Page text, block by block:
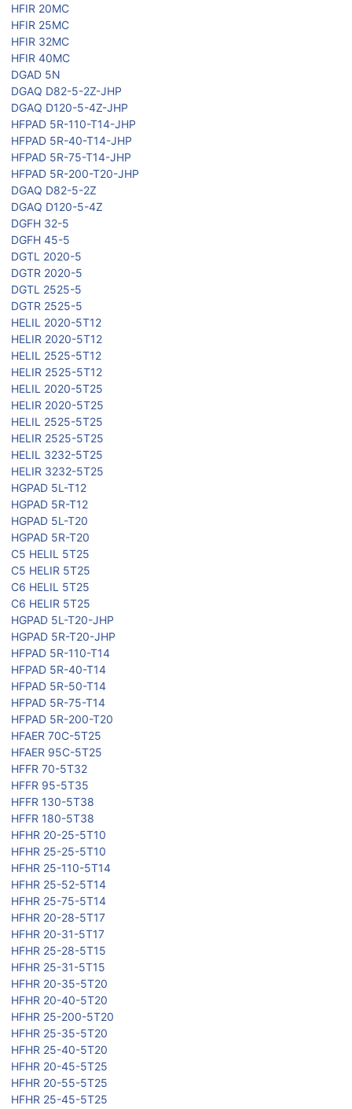
HFIR 20MC
HFIR 25MC
HFIR 32MC
HFIR 40MC
DGAD 5N
DGAQ D82-5-2Z-JHP
DGAQ D120-5-4Z-JHP
HFPAD 5R-110-T14-JHP
HFPAD 5R-40-T14-JHP
HFPAD 5R-75-T14-JHP
HFPAD 5R-200-T20-JHP
DGAQ D82-5-2Z
DGAQ D120-5-4Z
DGFH 32-5
DGFH 45-5
DGTL 2020-5
DGTR 2020-5
DGTL 2525-5
DGTR 2525-5
HELIL 2020-5T12
HELIR 2020-5T12
HELIL 2525-5T12
HELIR 2525-5T12
HELIL 2020-5T25
HELIR 2020-5T25
HELIL 2525-5T25
HELIR 2525-5T25
HELIL 3232-5T25
HELIR 3232-5T25
HGPAD 5L-T12
HGPAD 5R-T12
HGPAD 5L-T20
HGPAD 5R-T20
C5 HELIL 5T25
C5 HELIR 5T25
C6 HELIL 5T25
C6 HELIR 5T25
HGPAD 5L-T20-JHP
HGPAD 5R-T20-JHP
HFPAD 5R-110-T14
HFPAD 5R-40-T14
HFPAD 5R-50-T14
HFPAD 5R-75-T14
HFPAD 5R-200-T20
HFAER 70C-5T25
HFAER 95C-5T25
HFFR 70-5T32
HFFR 95-5T35
HFFR 130-5T38
HFFR 180-5T38
HFHR 20-25-5T10
HFHR 25-25-5T10
HFHR 25-110-5T14
HFHR 25-52-5T14
HFHR 25-75-5T14
HFHR 20-28-5T17
HFHR 20-31-5T17
HFHR 25-28-5T15
HFHR 25-31-5T15
HFHR 20-35-5T20
HFHR 20-40-5T20
HFHR 25-200-5T20
HFHR 25-35-5T20
HFHR 25-40-5T20
HFHR 20-45-5T25
HFHR 20-55-5T25
HFHR 25-45-5T25